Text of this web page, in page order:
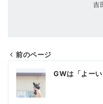
吉
前のページ
GWは「よー